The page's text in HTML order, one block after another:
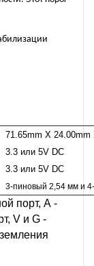
71.65mm X 24.00mm
3.3 или 5V DC
3.3 или 5V DC
3-пиновый 2,54 мм и
порт, А -
V и G -